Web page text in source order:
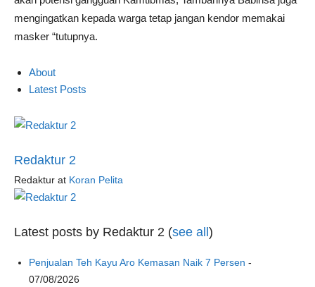
mengingatkan kepada warga tetap jangan kendor memakai
masker “tutupnya.
About
Latest Posts
Redaktur 2
Redaktur at Koran Pelita
Latest posts by Redaktur 2 (see all)
Penjualan Teh Kayu Aro Kemasan Naik 7 Persen -
07/08/2026